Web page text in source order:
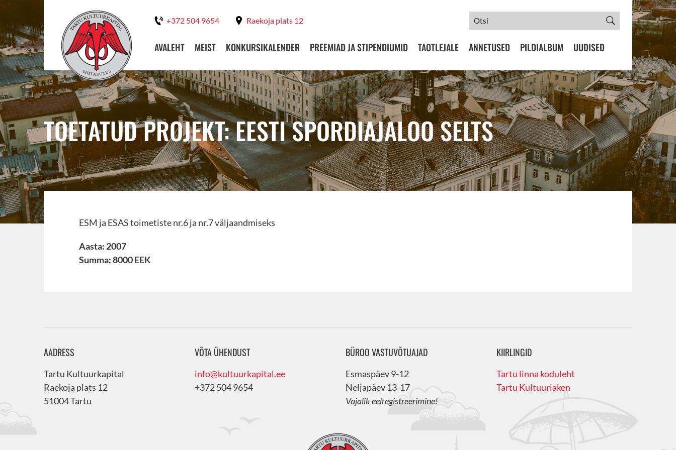
+372 504 9654 Raekoja plats 12
AVALEHT MEIST KONKURSIKALENDER PREEMIAD JA STIPENDIUMID TAOTLEJALE ANNETUSED PILDIALBUM UUDISED
TOETATUD PROJEKT: EESTI SPORDIAJALOO SELTS
ESM ja ESAS toimetiste nr.6 ja nr.7 väljaandmiseks
Aasta: 2007
Summa: 8000 EEK
AADRESS
Tartu Kultuurkapital
Raekoja plats 12
51004 Tartu
VÕTA ÜHENDUST
info@kultuurkapital.ee
+372 504 9654
BÜROO VASTUVÕTUAJAD
Esmaspäev 9-12
Neljapäev 13-17
Vajalik eelregistreerimine!
KIIRLINGID
Tartu linna koduleht
Tartu Kultuuriaken